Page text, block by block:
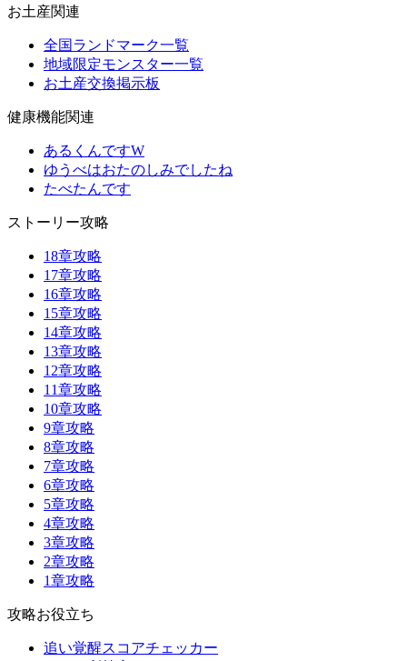
お土産関連
全国ランドマーク一覧
地域限定モンスター一覧
お土産交換掲示板
健康機能関連
あるくんですW
ゆうべはおたのしみでしたね
たべたんです
ストーリー攻略
18章攻略
17章攻略
16章攻略
15章攻略
14章攻略
13章攻略
12章攻略
11章攻略
10章攻略
9章攻略
8章攻略
7章攻略
6章攻略
5章攻略
4章攻略
3章攻略
2章攻略
1章攻略
攻略お役立ち
追い覚醒スコアチェッカー